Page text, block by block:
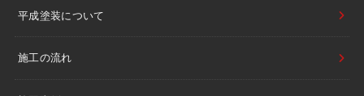
平成塗装について
施工の流れ